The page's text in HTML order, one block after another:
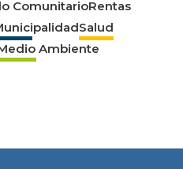
ComunitarioRentas
Salud
Ambiente